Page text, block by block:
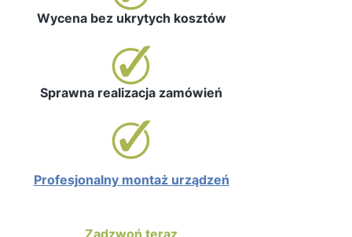
Wycena bez ukrytych kosztów
Sprawna realizacja zamówień
Profesjonalny montaż urządzeń